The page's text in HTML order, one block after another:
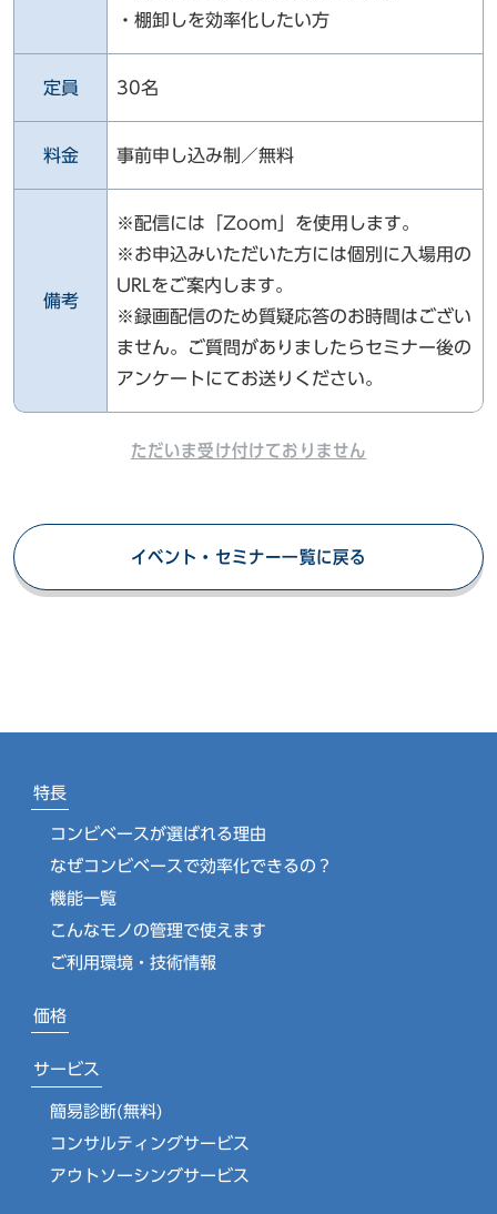
・棚卸しを効率化したい方
定員 30名
料金 事前申し込み制／無料
備考
※配信には「Zoom」を使用します。
※お申込みいただいた方には個別に入場用の
URLをご案内します。
※録画配信のため質疑応答のお時間はござい
ません。ご質問がありましたらセミナー後の
アンケートにてお送りください。
ただいま受け付けておりません
イベント・セミナー一覧に戻る
特長
コンビベースが選ばれる理由
なぜコンビベースで効率化できるの？
機能一覧
こんなモノの管理で使えます
ご利用環境・技術情報
価格
サービス
簡易診断(無料)
コンサルティングサービス
アウトソーシングサービス